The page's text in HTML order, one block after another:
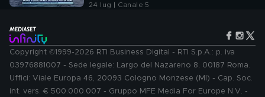
24 lug | Canale 5
Copyright ©1999-2026 RTI Business Digital - RTI S.p.A.: p. iva
03976881007 - Sede legale: Largo del Nazareno 8, 00187 Roma.
Uffici: Viale Europa 46, 20093 Cologno Monzese (MI) - Cap. Soc.
int. vers. € 500.000.007 - Gruppo MFE Media For Europe N.V. -